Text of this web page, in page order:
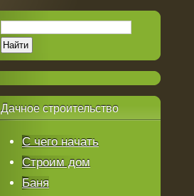
Дачноестроительство
С чего начать
Строим дом
Баня